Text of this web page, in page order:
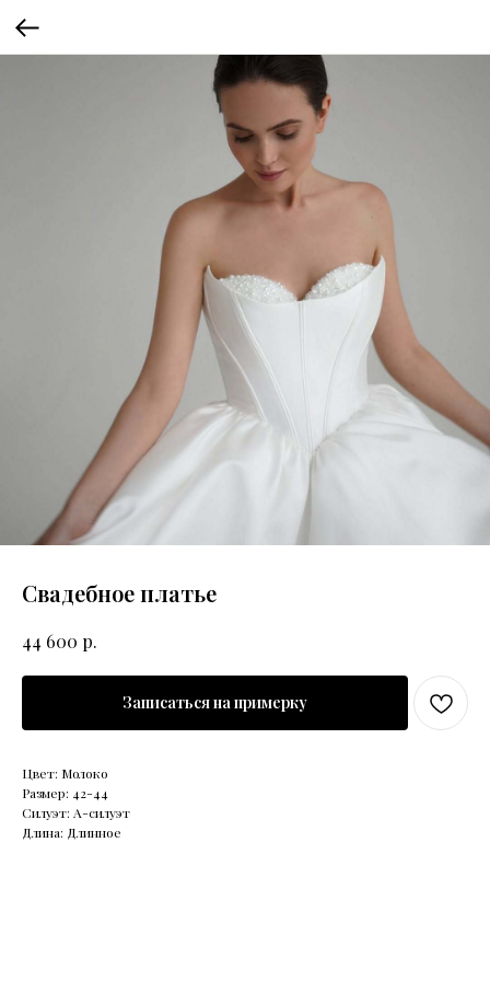
Свадебное платье
44 600 р.
Записаться на примерку
Цвет: Молоко
Размер: 42-44
Силуэт: А-силуэт
Длина: Длинное